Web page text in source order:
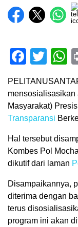
Masyarakat)
Transparansi
Hal tersebut
Kombes Pol
dikutif dari laman
Disampaikannya,
diterima dengan
terus
program ini akan